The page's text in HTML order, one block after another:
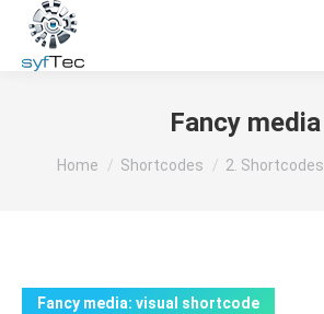
Fancy media
You are here:
Home Shortcodes 2. Shortcodes
Fancy media: visual shortcode